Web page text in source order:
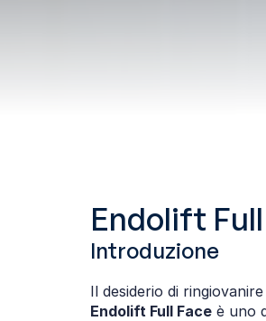
Endolift
Introduzione
Endolift Full Face è uno